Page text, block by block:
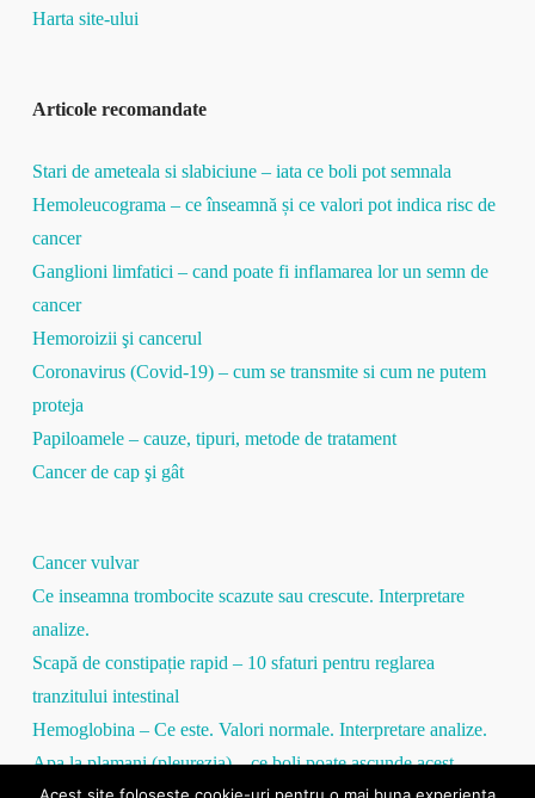
Harta site-ului
Articole recomandate
Stari de ameteala si slabiciune – iata ce boli pot semnala
Hemoleucograma – ce înseamnă și ce valori pot indica risc de
cancer
Ganglioni limfatici – cand poate fi inflamarea lor un semn de
cancer
Hemoroizii şi cancerul
Coronavirus (Covid-19) – cum se transmite si cum ne putem
proteja
Papiloamele – cauze, tipuri, metode de tratament
Cancer de cap şi gât
Cancer vulvar
Ce inseamna trombocite scazute sau crescute. Interpretare
analize.
Scapă de constipație rapid – 10 sfaturi pentru reglarea
tranzitului intestinal
Hemoglobina – Ce este. Valori normale. Interpretare analize.
Apa la plamani (pleurezia) – ce boli poate ascunde acest